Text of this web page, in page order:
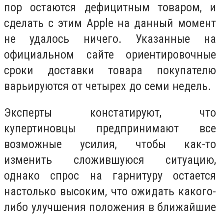
пор остаются дефицитным товаром, и
сделать с этим Apple на данный момент
не удалось ничего. Указанные на
официальном сайте ориентировочные
сроки доставки товара покупателю
варьируются от четырех до семи недель.
Эксперты констатируют, что
купертиновцы предпринимают все
возможные усилия, чтобы как-то
изменить сложившуюся ситуацию,
однако спрос на гарнитуру остается
настолько высоким, что ожидать какого-
либо улучшения положения в ближайшие